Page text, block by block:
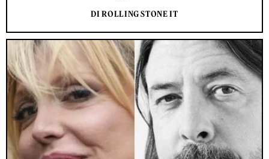
DI ROLLING STONE IT